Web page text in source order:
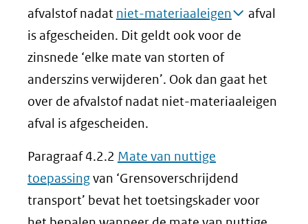
afvalstof nadat niet-materiaaleigen
afval
is afgescheiden. Dit geldt ook voor de
zinsnede ‘elke mate van storten of
anderszins verwijderen’. Ook dan gaat het
over de afvalstof nadat niet-materiaaleigen
afval is afgescheiden.
Paragraaf 4.2.2 Mate van nuttige
toepassingvan ‘Grensoverschrijdend
transport’ bevat het toetsingskader voor